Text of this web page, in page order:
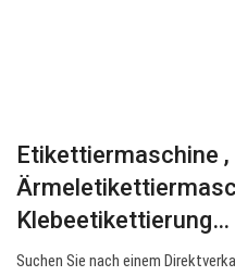
Etikettiermaschine ,
Klebeetikettierung…
Suchen Sie nach einem